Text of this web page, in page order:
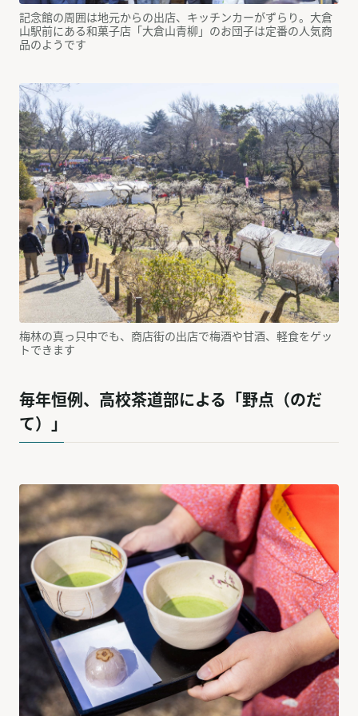
記念館の周囲は地元からの出店、キッチンカーがずらり。大倉
山駅前にある和菓子店「大倉山青柳」のお団子は定番の人気商
品のようです
梅林の真っ只中でも、商店街の出店で梅酒や甘酒、軽食をゲッ
トできます
毎年恒例、高校茶道部による「野点（のだ
て）」